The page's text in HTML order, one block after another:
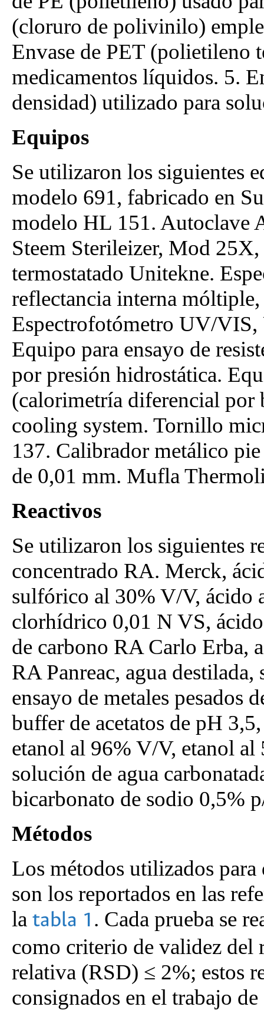
(cloruro de polivinilo)
Envase de PET (polietileno
medicamentos líquidos. 5.
densidad) utilizado para
Equipos
Se utilizaron los siguientes
modelo 691, fabricado en
modelo HL 151. Autoclave
Steem Sterileizer, Mod
termostatado Unitekne.
reflectancia interna
Espectrofotómetro UV/
Equipo para ensayo de
por presión hidrostática.
(calorimetría diferencial por
cooling system. Tornillo
137. Calibrador metálico
de 0,01 mm. Mufla
Reactivos
Se utilizaron los siguientes
concentrado RA. Merck,
sulfórico al 30% V/V, ácido
clorhídrico 0,01 N VS,
de carbono RA Carlo Erba,
RA Panreac, agua
ensayo de metales pesados
buffer de acetatos de pH
etanol al 96% V/V, etanol
solución de agua
bicarbonato de sodio 0,5%
Métodos
Los métodos utilizados para
son los reportados en las
la tabla 1 . Cada prueba se
como criterio de validez del
relativa (RSD) ≤ 2%; estos
consignados en el trabajo